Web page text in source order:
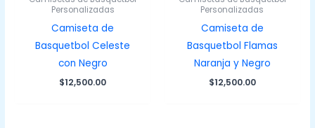
Personalizadas
Camiseta de
Basquetbol Celeste
con Negro
$12,500.00
Personalizadas
Camiseta de
Basquetbol Flamas
Naranja y Negro
$12,500.00